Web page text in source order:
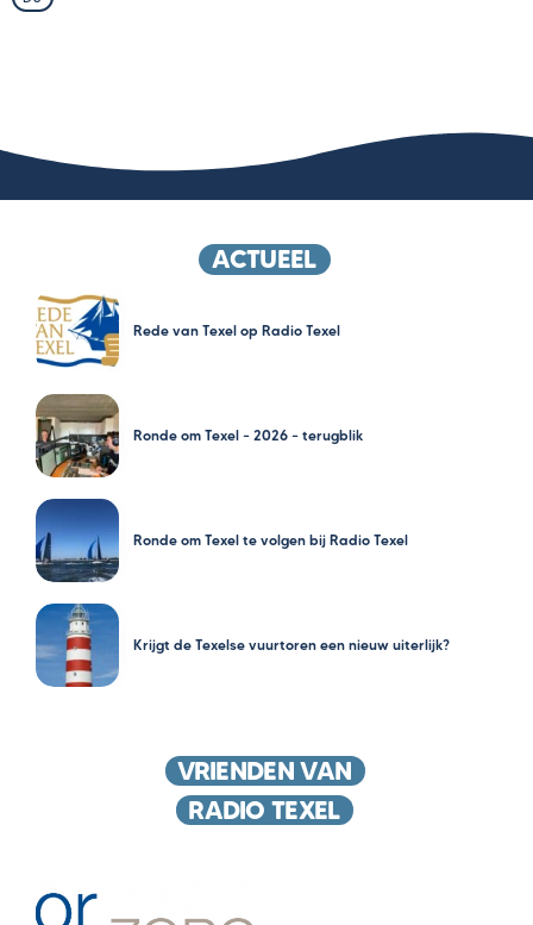
ACTUEEL
Rede van Texel op Radio Texel
Ronde om Texel – 2026 – terugblik
Ronde om Texel te volgen bij Radio Texel
Krijgt de Texelse vuurtoren een nieuw uiterlijk?
VRIENDEN VAN
RADIO TEXEL